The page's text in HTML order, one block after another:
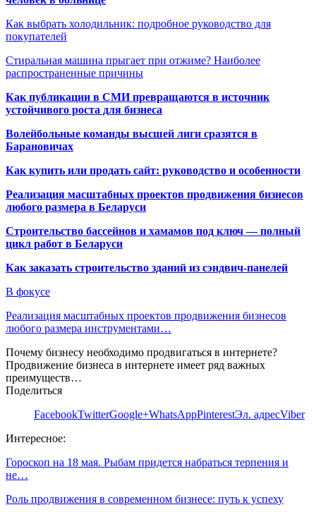
Как выбрать холодильник: подробное руководство для
покупателей
Стиральная машина прыгает при отжиме? Наиболее
распространенные причины
Как публикации в СМИ превращаются в источник
устойчивого роста для бизнеса
Волейбольные команды высшей лиги сразятся в
Барановичах
Как купить или продать сайт: руководство и особенности
Реализация масштабных проектов продвижения бизнесов
любого размера в Беларуси
Строительство бассейнов и хамамов под ключ — полный
цикл работ в Беларуси
Как заказать строительство зданий из сэндвич-панелей
В фокусе
Реализация масштабных проектов продвижения бизнесов
любого размера инструментами…
Почему бизнесу необходимо продвигаться в интернете?
Продвижение бизнеса в интернете имеет ряд важных
преимуществ…
Поделиться
FacebookTwitterGoogle+WhatsAppPinterestЭл. адресViber
Интересное:
Гороскоп на 18 мая. Рыбам придется набраться терпения и
не…
Роль продвижения в современном бизнесе: путь к успеху